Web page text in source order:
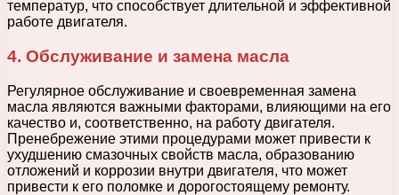
температур, что способствует длительной и эффективной
работе двигателя.
4. Обслуживание и замена масла
Регулярное обслуживание и своевременная замена
масла являются важными факторами, влияющими на его
качество и, соответственно, на работу двигателя.
Пренебрежение этими процедурами может привести к
ухудшению смазочных свойств масла, образованию
отложений и коррозии внутри двигателя, что может
привести к его поломке и дорогостоящему ремонту.